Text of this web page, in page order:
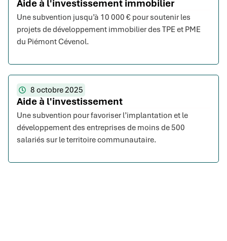
Aide à l'investissement immobilier
Une subvention jusqu’à 10 000 € pour soutenir les
projets de développement immobilier des TPE et PME
du Piémont Cévenol.
8 octobre 2025
Aide à l'investissement
Une subvention pour favoriser l’implantation et le
développement des entreprises de moins de 500
salariés sur le territoire communautaire.